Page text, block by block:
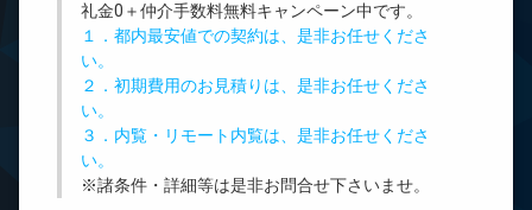
礼金0 ＋仲介手数料無料キャンペーン中です。
１．都内最安値での契約は、是非お任せくださ
い。
２．初期費用のお見積りは、是非お任せくださ
い。
３．内覧・リモート内覧は、是非お任せくださ
い。
※諸条件・詳細等は是非お問合せ下さいませ。